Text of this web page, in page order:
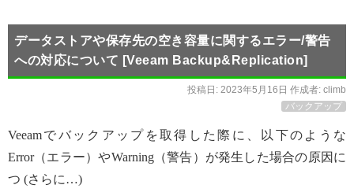
データストアや保存先の空き容量に関するエラー/警告
への対応について [Veeam Backup&Replication]
投稿日: 2023年5月16日 作成者: climb
バックアップ
Veeamでバックアップを取得した際に、以下のような
Error（エラー）やWarning（警告）が発生した場合の原因に
つ (さらに…)